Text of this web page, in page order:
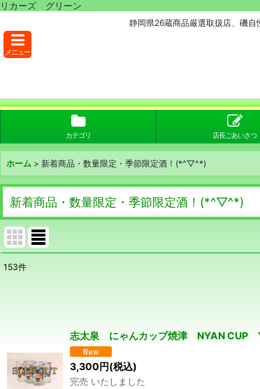
リカーズ グリーン
静岡県26蔵商品厳選取扱店、磯
メニュー
カテゴリ 店長ごあいさつ
ホーム > 新着商品・数量限定・季節限定酒！(*^▽^*)
新着商品・数量限定・季節限定酒！(*^▽^*)
153件
志太泉 にゃんカップ焼津 NYAN
3,300円(税込)
完売 いたしました